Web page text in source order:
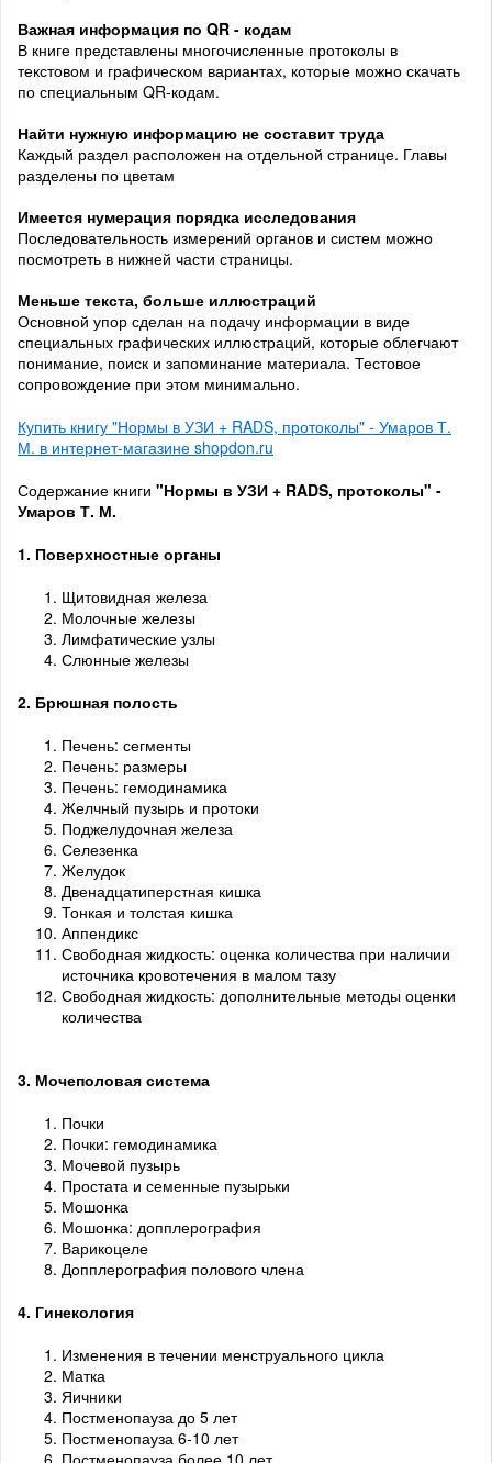
Важная информация по QR - кодам
В книге представлены многочисленные протоколы в
текстовом и графическом вариантах, которые можно скачать
по специальным QR-кодам.
Найти нужную информацию не составит труда
Каждый раздел расположен на отдельной странице. Главы
разделены по цветам
Имеется нумерация порядка исследования
Последовательность измерений органов и систем можно
посмотреть в нижней части страницы.
Меньше текста, больше иллюстраций
Основной упор сделан на подачу информации в виде
специальных графических иллюстраций, которые облегчают
понимание, поиск и запоминание материала. Тестовое
сопровождение при этом минимально.
Купить книгу "Нормы в УЗИ + RADS, протоколы" - Умаров Т.
М. в интернет-магазине shopdon.ru
Содержание книги "Нормы в УЗИ + RADS, протоколы" -
Умаров Т. М.
1. Поверхностные органы
Щитовидная железа
Молочные железы
Лимфатические узлы
Слюнные железы
2. Брюшная полость
Печень: сегменты
Печень: размеры
Печень: гемодинамика
Желчный пузырь и протоки
Поджелудочная железа
Селезенка
Желудок
Двенадцатиперстная кишка
Тонкая и толстая кишка
Аппендикс
Свободная жидкость: оценка количества при наличии
источника кровотечения в малом тазу
Свободная жидкость: дополнительные методы оценки
количества
3. Мочеполовая система
Почки
Почки: гемодинамика
Мочевой пузырь
Простата и семенные пузырьки
Мошонка
Мошонка: допплерография
Варикоцеле
Допплерография полового члена
4. Гинекология
Изменения в течении менструального цикла
Матка
Яичники
Постменопауза до 5 лет
Постменопауза 6-10 лет